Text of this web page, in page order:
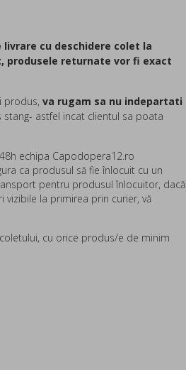
cu deschidere colet la
produsele returnate vor fi exact
produs, va rugam sa nu indepartati
stang- astfel incat clientul sa poata
echipa Capodopera12.ro
ca produsul să fie înlocuit cu un
pentru produsul înlocuitor, dacă
vizibile la primirea prin curier, vă
cu orice produs/e de minim